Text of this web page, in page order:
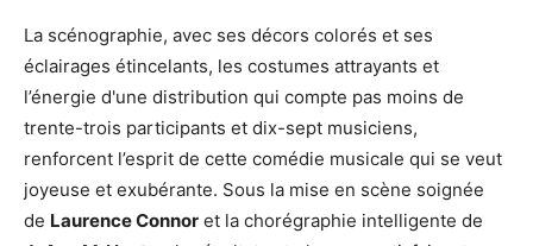
La scénographie, avec ses décors colorés et ses
éclairages étincelants, les costumes attrayants et
l’énergie d'une distribution qui compte pas moins de
trente-trois participants et dix-sept musiciens,
renforcent l’esprit de cette comédie musicale qui se veut
joyeuse et exubérante. Sous la mise en scène soignée
de Laurence Connor et la chorégraphie intelligente de